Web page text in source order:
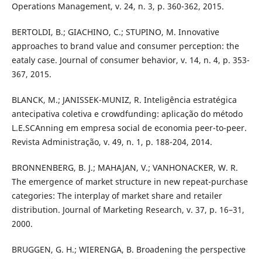
Operations Management, v. 24, n. 3, p. 360-362, 2015.
BERTOLDI, B.; GIACHINO, C.; STUPINO, M. Innovative
approaches to brand value and consumer perception: the
eataly case. Journal of consumer behavior, v. 14, n. 4, p. 353-
367, 2015.
BLANCK, M.; JANISSEK-MUNIZ, R. Inteligência estratégica
antecipativa coletiva e crowdfunding: aplicação do método
L.E.SCAnning em empresa social de economia peer-to-peer.
Revista Administração, v. 49, n. 1, p. 188-204, 2014.
BRONNENBERG, B. J.; MAHAJAN, V.; VANHONACKER, W. R.
The emergence of market structure in new repeat-purchase
categories: The interplay of market share and retailer
distribution. Journal of Marketing Research, v. 37, p. 16–31,
2000.
BRUGGEN, G. H.; WIERENGA, B. Broadening the perspective